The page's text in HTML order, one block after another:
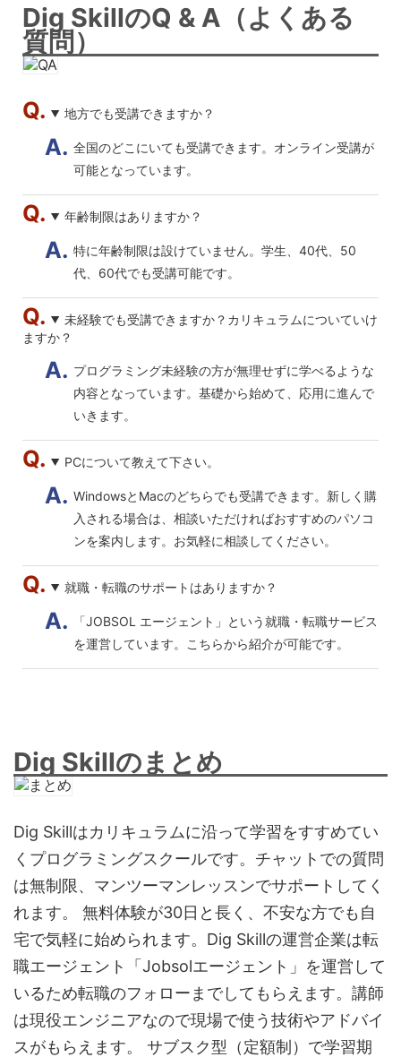
Dig SkillのQ & A（よくある
質問）
地方でも受講できますか？
全国のどこにいても受講できます。オンライン受講が
可能となっています。
年齢制限はありますか？
特に年齢制限は設けていません。学生、40代、50
代、60代でも受講可能です。
未経験でも受講できますか？カリキュラムについていけ
ますか？
プログラミング未経験の方が無理せずに学べるような
内容となっています。基礎から始めて、応用に進んで
いきます。
PCについて教えて下さい。
WindowsとMacのどちらでも受講できます。新しく購
入される場合は、相談いただければおすすめのパソコ
ンを案内します。お気軽に相談してください。
就職・転職のサポートはありますか？
「JOBSOL エージェント」という就職・転職サービス
を運営しています。こちらから紹介が可能です。
Dig Skillのまとめ
Dig Skillはカリキュラムに沿って学習をすすめてい
くプログラミングスクールです。チャットでの質問
は無制限、マンツーマンレッスンでサポートしてく
れます。 無料体験が30日と長く、不安な方でも自
宅で気軽に始められます。Dig Skillの運営企業は転
職エージェント「Jobsolエージェント」を運営して
いるため転職のフォローまでしてもらえます。講師
は現役エンジニアなので現場で使う技術やアドバイ
スがもらえます。 サブスク型（定額制）で学習期